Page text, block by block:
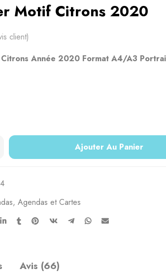
Motif Citrons 2020
client)
Année 2020 Format A4/A3
Ajouter Au Panier
, Agendas et Cartes
Avis (66)